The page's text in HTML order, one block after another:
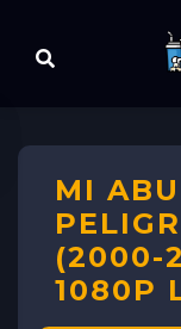
MI
(2000-
1080P